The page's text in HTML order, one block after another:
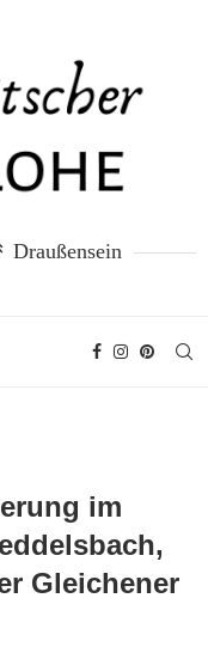
im
Gleichener